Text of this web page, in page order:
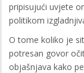
pripisujući uvjete
politikom
O tome koliko je
potresan govor
objašnjava kako